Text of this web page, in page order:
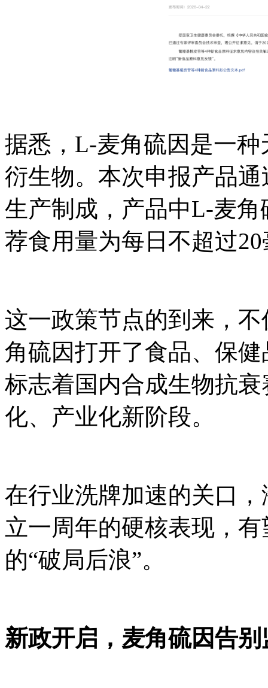
据悉，L-麦角硫因是一
衍生物。本次申报产品
生产制成，产品中L-麦角
荐食用量为每日不超过
这一政策节点的到来，
角硫因打开了食品、保
标志着国内合成生物抗
化、产业化新阶段。
在行业洗牌加速的关口
立一周年的硬核表现，
的“破局后浪”。
新政开启，麦角硫因告